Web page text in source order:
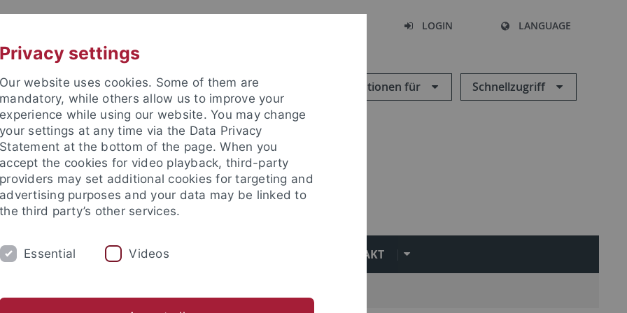
LOGIN LANGUAGE
Informationen für Schnellzugriff
und Landeskunde
KOLLOQUIUM KONTAKT
Habilitationen
Privacy settings
Our website uses cookies. Some of them are
mandatory, while others allow us to improve your
experience while using our website. You may change
your settings at any time via the Data Privacy
Statement at the bottom of the page. When you
accept the cookies for video playback, third-party
providers may set additional cookies for targeting and
advertising purposes and your data may be linked to
the third party’s other services.
Essential Videos